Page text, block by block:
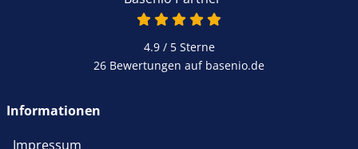
4.9 von 5
4.9 / 5Sterne
26 Bewertungen auf basenio.de
Informationen
Impressum